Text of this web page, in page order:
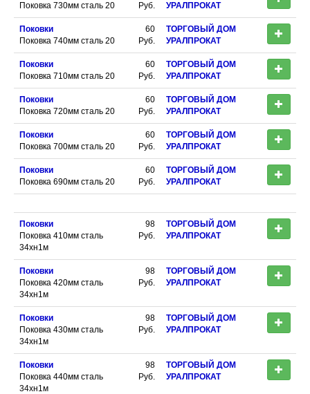
Поковка 730мм сталь 20
Руб.
УРАЛПРОКАТ
Поковки
Поковка 740мм сталь 20
60
Руб.
ТОРГОВЫЙ ДОМ
УРАЛПРОКАТ
Поковки
Поковка 710мм сталь 20
60
Руб.
ТОРГОВЫЙ ДОМ
УРАЛПРОКАТ
Поковки
Поковка 720мм сталь 20
60
Руб.
ТОРГОВЫЙ ДОМ
УРАЛПРОКАТ
Поковки
Поковка 700мм сталь 20
60
Руб.
ТОРГОВЫЙ ДОМ
УРАЛПРОКАТ
Поковки
Поковка 690мм сталь 20
60
Руб.
ТОРГОВЫЙ ДОМ
УРАЛПРОКАТ
Поковки
Поковка 410мм сталь
34хн1м
98
Руб.
ТОРГОВЫЙ ДОМ
УРАЛПРОКАТ
Поковки
Поковка 420мм сталь
34хн1м
98
Руб.
ТОРГОВЫЙ ДОМ
УРАЛПРОКАТ
Поковки
Поковка 430мм сталь
34хн1м
98
Руб.
ТОРГОВЫЙ ДОМ
УРАЛПРОКАТ
Поковки
Поковка 440мм сталь
34хн1м
98
Руб.
ТОРГОВЫЙ ДОМ
УРАЛПРОКАТ